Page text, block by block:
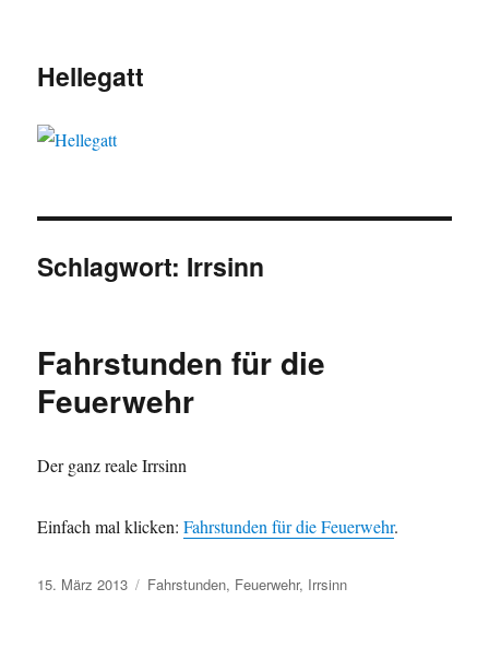
Hellegatt
Schlagwort: Irrsinn
Fahrstunden für die
Feuerwehr
Der ganz reale Irrsinn
Einfach mal klicken:Fahrstunden für die Feuerwehr.
Veröffentlicht
15. März 2013 Schlagwörter
Fahrstunden, Feuerwehr, Irrsinn